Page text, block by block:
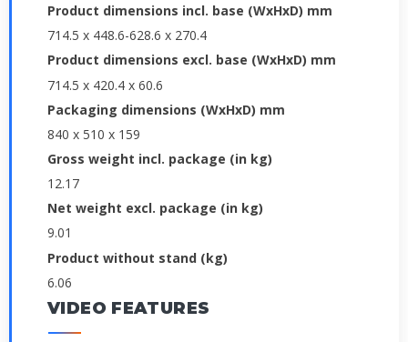
Product dimensions incl. base (WxHxD) mm
714.5 x 448.6-628.6 x 270.4
Product dimensions excl. base (WxHxD) mm
714.5 x 420.4 x 60.6
Packaging dimensions (WxHxD) mm
840 x 510 x 159
Gross weight incl. package (in kg)
12.17
Net weight excl. package (in kg)
9.01
Product without stand (kg)
6.06
VIDEO FEATURES